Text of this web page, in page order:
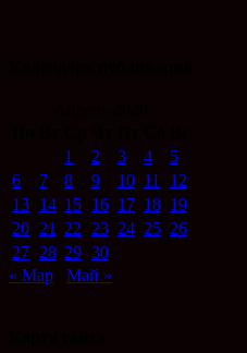
1
2 3 4
5
6
7 8 9 10 11
12
13 14 15 16 17 18 19
20 21 22 23 24 25 26
27 28 29 30
« Мар
Май »